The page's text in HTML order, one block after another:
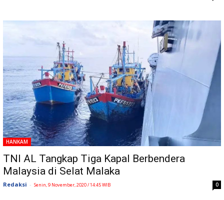
HANKAM
TNI AL Tangkap Tiga Kapal Berbendera
Malaysia di Selat Malaka
Redaksi - Senin, 9 November, 2020 / 14:45 WIB 0